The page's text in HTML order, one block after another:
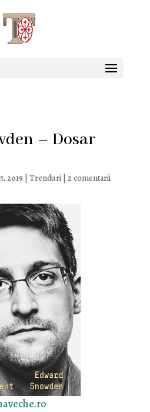
– Dosar
2019 Trenduri| 2 comentarii